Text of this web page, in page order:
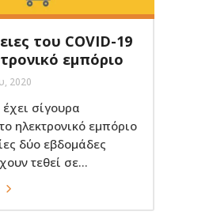
του COVID-19
εμπόριο
2020
σίγουρα
ηλεκτρονικό εμπόριο
δύο εβδομάδες
τεθεί σε...